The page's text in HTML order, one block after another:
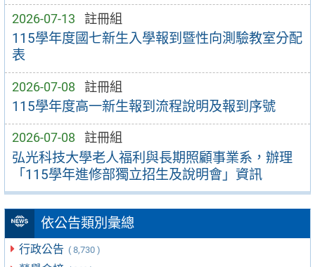
2026-07-13 註冊組
115學年度國七新生入學報到暨性向測驗教室分配
表
2026-07-08 註冊組
115學年度高一新生報到流程說明及報到序號
2026-07-08 註冊組
弘光科技大學老人福利與長期照顧事業系，辦理
「115學年進修部獨立招生及說明會」資訊
依公告類別彙總
行政公告 ( 8,730 )